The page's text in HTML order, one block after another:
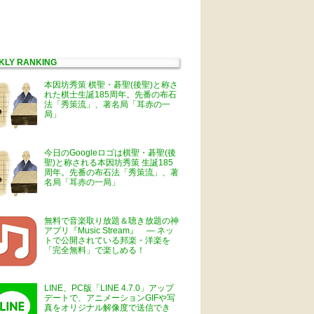
RANKING
本因坊秀策 棋聖・碁聖(後聖)と称さ
れた棋士生誕185周年。先番の布石
法「秀策流」、著名局「耳赤の一
局」
今日のGoogleロゴは棋聖・碁聖(後
聖)と称される本因坊秀策 生誕185
周年。先番の布石法「秀策流」、著
名局「耳赤の一局」
無料で音楽取り放題＆聴き放題の神
アプリ『Music Stream』 ― ネッ
トで公開されている邦楽・洋楽を
「完全無料」で楽しめる！
LINE、PC版「LINE 4.7.0」アップ
デートで、アニメーションGIFや写
真をオリジナル解像度で送信でき